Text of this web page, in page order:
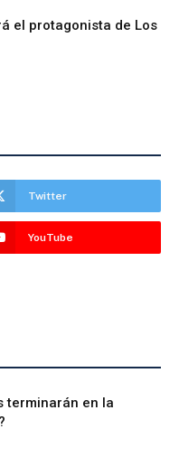
el protagonista de Los
Twitter
YouTube
terminarán en la